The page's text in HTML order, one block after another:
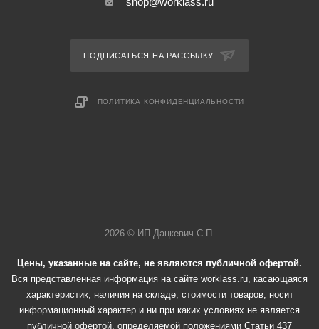
ПОДПИСАТЬСЯ НА РАССЫЛКУ
ПОЛИТИКА КОНФИДЕНЦИАЛЬНОСТИ
2026 © ИП Дацкевич С.П.
Цены, указанные на сайте, не являются публичной офертой.
Вся представленная информация на сайте worklass.ru, касающаяся
характеристик, наличия на складе, стоимости товаров, носит
информационный характер и ни при каких условиях не является
публичной офертой, определяемой положениями Статьи 437